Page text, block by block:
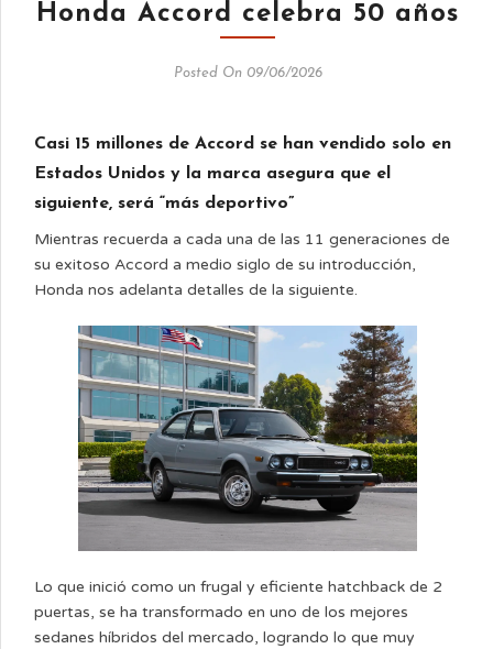
Honda Accord celebra 50 años
Posted On 09/06/2026
Casi 15 millones de Accord se han vendido solo en
Estados Unidos y la marca asegura que el
siguiente, será “más deportivo”
Mientras recuerda a cada una de las 11 generaciones de
su exitoso Accord a medio siglo de su introducción,
Honda nos adelanta detalles de la siguiente.
Lo que inició como un frugal y eficiente hatchback de 2
puertas, se ha transformado en uno de los mejores
sedanes híbridos del mercado, logrando lo que muy